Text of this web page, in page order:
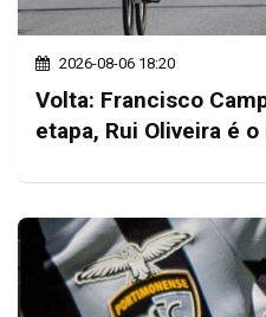
2026-08-06 18:20
Volta: Francisco
etapa, Rui Oliveira é